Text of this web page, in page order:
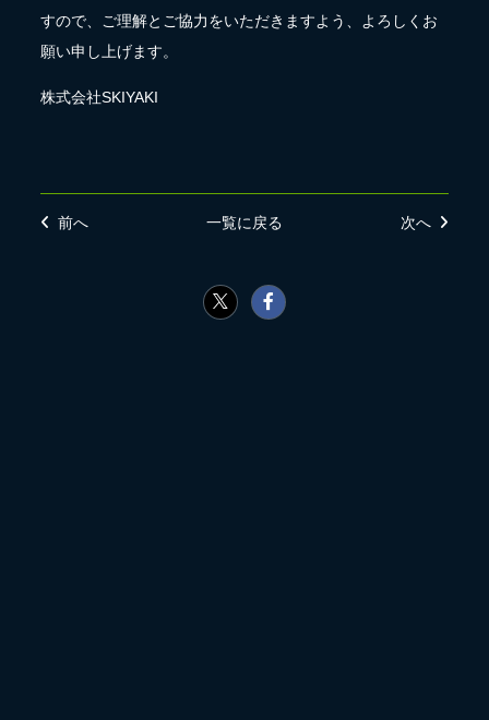
すので、ご理解とご協力をいただきますよう、よろしくお
願い申し上げます。
株式会社SKIYAKI
前へ 一覧に戻る 次へ